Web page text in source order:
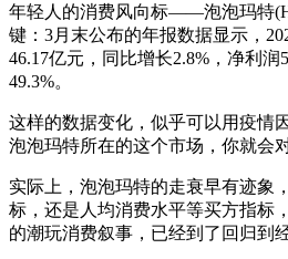
年轻人的消费风向标——泡泡玛特
键：3月末公布的年报数据显示，
46.17亿元，同比增长2.8%，净利润
49.3%。
这样的数据变化，似乎可以用疫情
泡泡玛特所在的这个市场，你就会
实际上，泡泡玛特的走衰早有迹象
标，还是人均消费水平等买方指标
的潮玩消费叙事，已经到了回归到